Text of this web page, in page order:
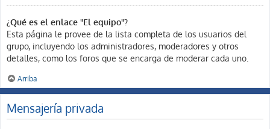
¿Qué es el enlace "El equipo"?
Esta página le provee de la lista completa de los usuarios del
grupo, incluyendo los administradores, moderadores y otros
detalles, como los foros que se encarga de moderar cada uno.
Arriba
Mensajería privada